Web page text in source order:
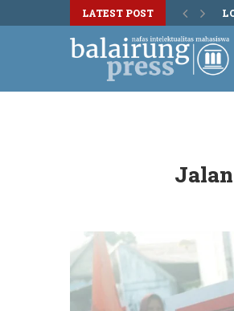
LATEST POST